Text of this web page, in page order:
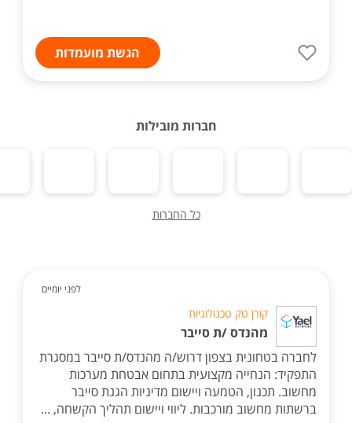
הגשת מועמדות
חברות מובילות
כל החברות
לפני יומיים
קורן טק טכנולוגיות
מהנדס /ת סייבר
לחברה בטחונית בצפון דרוש/ה מהנדס/ת סייבר במסגרת
התפקיד: הנחייה מקצועית בתחום אבטחת מערכות
מחשוב. תכנון, הטמעה ויישום מדיניות הגנת סייבר
ברשתות מחשוב מורכבות. ליווי ויישום תהליך הקשחה, ...